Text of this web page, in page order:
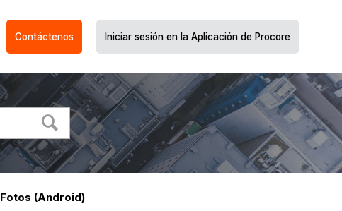
Contáctenos Iniciar sesión en la Aplicación de Procore
Fotos (Android)